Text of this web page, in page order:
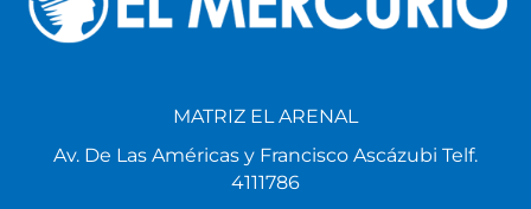
MATRIZ EL ARENAL
Av. De Las Américas y Francisco Ascázubi Telf.
4111786